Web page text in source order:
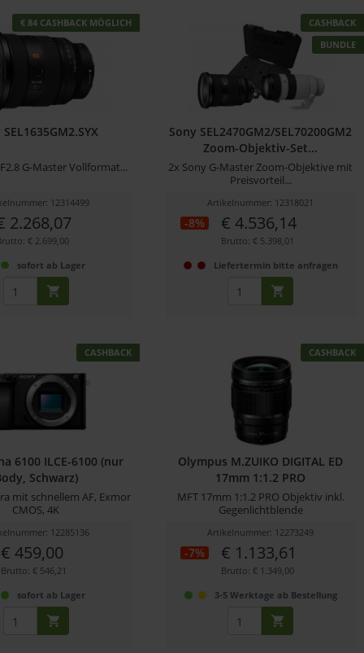
€ 84 CASHBACK MÖGLICH
G-Master Vollformat...
12314499
2.268,07
€ 2.699,00
sofort ab Lager
CASHBACK
BUNDLE
Sony SEL2470GM2/SEL70200GM2
Zoom-Objektiv-Set...
2x Sony G-Master Zoom-Objektive mit
Preisvorteil...
Artikelnummer: 12318021
-8% € 4.536,14
Brutto: € 5.398,01
Liefertermin bitte anfragen
CASHBACK
6100 ILCE-6100 (nur
Schwarz)
mit schnellem AF, Exmor
CMOS, 4K
12285136
€ 459,00
Brutto: € 546,21
sofort ab Lager
CASHBACK
Olympus M.ZUIKO DIGITAL ED
17mm 1:1.2 PRO
MFT 17mm 1:1.2 PRO Objektiv inkl.
Gegenlichtblende
Artikelnummer: 12273249
-7% € 1.133,61
Brutto: € 1.349,00
3-5 Werktage ab Bestellung